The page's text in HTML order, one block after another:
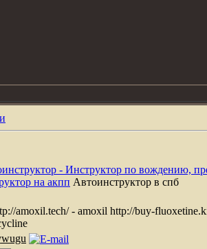
- Инструктор по вождению,
на акпп Автоинструктор в спб
amoxil.tech/ - amoxil http://buy-